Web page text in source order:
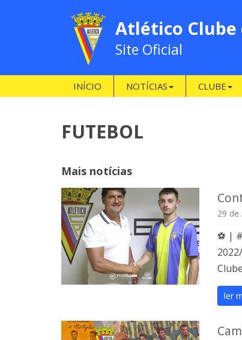
Atlético Clube
Site Oficial
INÍCIO NOTÍCIAS CLUBE
FUTEBOL
Mais notícias
29 de
⚽️ |
ler